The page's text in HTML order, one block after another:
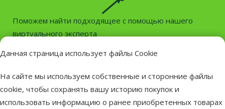
Данная страница использует файлы Cookie
На сайте мы используем собственные и сторонние файлы
cookie, чтобы сохранять вашу историю покупок и
использовать информацию о ранее приобретенных товарах
Поможем найти подходящее с помощью нашего
виртуального эксперта
нужный продукт всего в пару кликов
Найдём необходимое